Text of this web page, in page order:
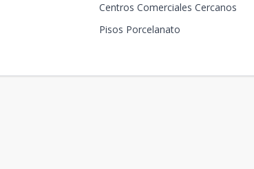
Centros Comerciales Cercanos
Pisos Porcelanato